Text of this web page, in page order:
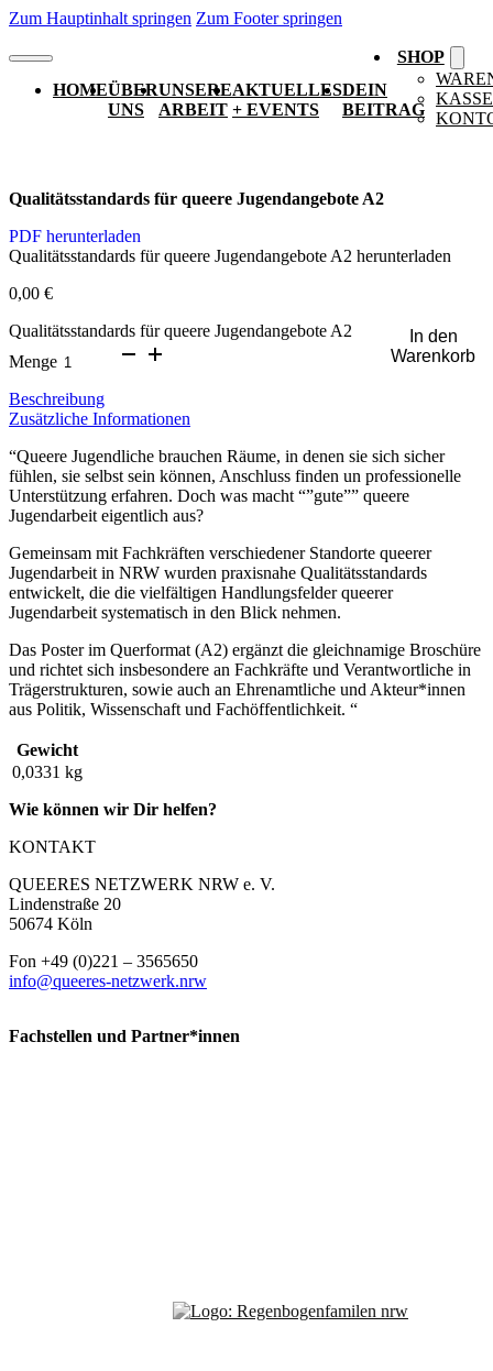
Zum Hauptinhalt springen Zum Footer springen
HOMEÜBER
UNS
UNSERE
ARBEIT
AKTUELLES
+ EVENTS
DEIN
BEITRAG
SHOP
KASSE
Qualitätsstandards für queere Jugendangebote A2
PDF herunterladen
Qualitätsstandards für queere Jugendangebote A2 herunterladen
0,00 €
Qualitätsstandards für queere Jugendangebote A2
Menge
In den
Warenkorb
Beschreibung
Zusätzliche Informationen
“Queere Jugendliche brauchen Räume, in denen sie sich sicher
fühlen, sie selbst sein können, Anschluss finden un professionelle
Unterstützung erfahren. Doch was macht “”gute”” queere
Jugendarbeit eigentlich aus?
Gemeinsam mit Fachkräften verschiedener Standorte queerer
Jugendarbeit in NRW wurden praxisnahe Qualitätsstandards
entwickelt, die die vielfältigen Handlungsfelder queerer
Jugendarbeit systematisch in den Blick nehmen.
Das Poster im Querformat (A2) ergänzt die gleichnamige Broschüre
und richtet sich insbesondere an Fachkräfte und Verantwortliche in
Trägerstrukturen, sowie auch an Ehrenamtliche und Akteur*innen
aus Politik, Wissenschaft und Fachöffentlichkeit. “
Gewicht
0,0331 kg
Wie können wir Dir helfen?
KONTAKT
QUEERES NETZWERK NRW e. V.
Lindenstraße 20
50674 Köln
Fon +49 (0)221 – 3565650
info@queeres-netzwerk.nrw
Fachstellen und Partner*innen